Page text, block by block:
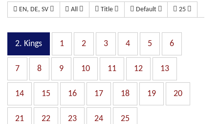
EN, DE, SV All Title Default 25
2. Kings 1 2 3 4 5 6
7 8 9 10 11 12 13
14 15 16 17 18 19 20
21 22 23 24 25